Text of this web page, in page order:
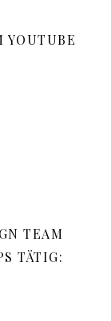
YOUTUBE
TEAM
TÄTIG: